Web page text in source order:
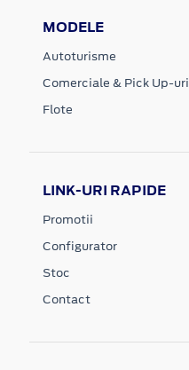
MODELE
Autoturisme
Comerciale & Pick Up-uri
Flote
LINK-URI RAPIDE
Promotii
Configurator
Stoc
Contact